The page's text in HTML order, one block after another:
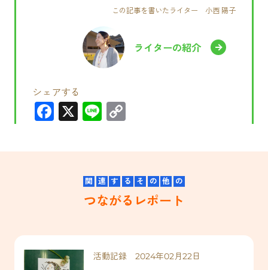
この記事を書いたライター 小西 陽子
ライターの紹介
シェアする
F
c
k
X
Li
e p
Li
n
関 連 す る そ の 他 の
つながるレポート
活動記録 2024年02月22日